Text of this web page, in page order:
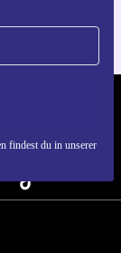
findest du in unserer
NEW.